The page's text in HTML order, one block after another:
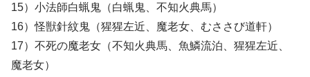
15）小法師白蝋鬼（白蝋鬼、不知火典馬）
16）怪獣針紋鬼（猩猩左近、魔老女、むささび道軒）
17）不死の魔老女（不知火典馬、魚鱗流泊、猩猩左近、
魔老女）